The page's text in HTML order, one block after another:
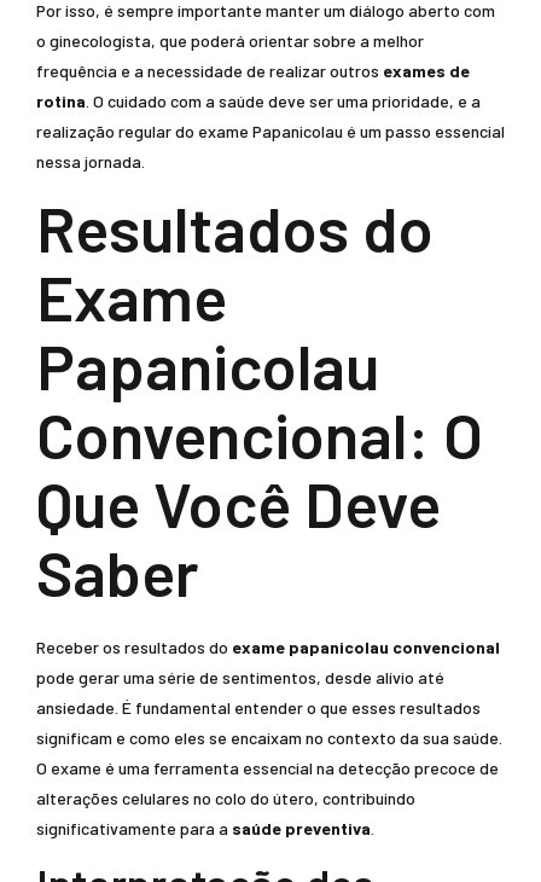
Por isso, é sempre importante manter um diálogo aberto com
o ginecologista, que poderá orientar sobre a melhor
frequência e a necessidade de realizar outros exames de
rotina . O cuidado com a saúde deve ser uma prioridade, e a
realização regular do exame Papanicolau é um passo essencial
nessa jornada.
Resultados do
Exame
Papanicolau
Convencional: O
Que Você Deve
Saber
Receber os resultados do exame papanicolau convencional
pode gerar uma série de sentimentos, desde alívio até
ansiedade. É fundamental entender o que esses resultados
significam e como eles se encaixam no contexto da sua saúde.
O exame é uma ferramenta essencial na detecção precoce de
alterações celulares no colo do útero, contribuindo
significativamente para a saúde preventiva